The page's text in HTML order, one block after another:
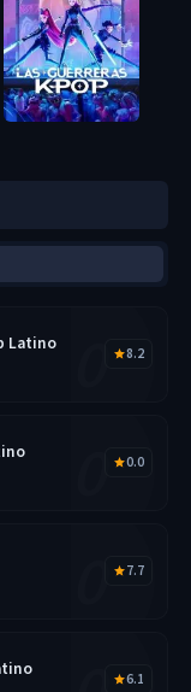
Latino
8.2
0.0
7.7
6.1